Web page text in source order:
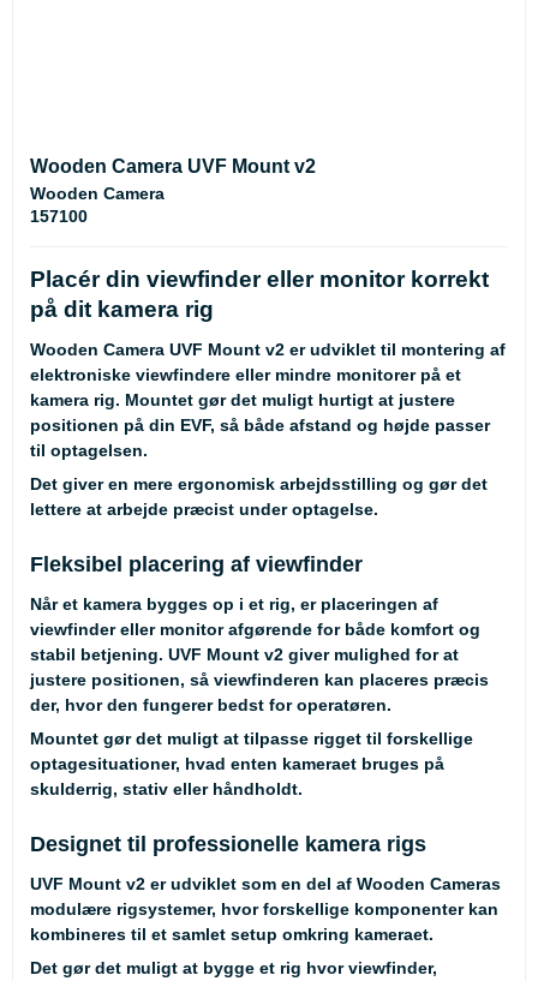
Wooden Camera UVF Mount v2
Wooden Camera
157100
Placér din viewfinder eller monitor korrekt
på dit kamera rig
Wooden Camera UVF Mount v2 er udviklet til montering af
elektroniske viewfindere eller mindre monitorer på et
kamera rig. Mountet gør det muligt hurtigt at justere
positionen på din EVF, så både afstand og højde passer
til optagelsen.
Det giver en mere ergonomisk arbejdsstilling og gør det
lettere at arbejde præcist under optagelse.
Fleksibel placering af viewfinder
Når et kamera bygges op i et rig, er placeringen af
viewfinder eller monitor afgørende for både komfort og
stabil betjening. UVF Mount v2 giver mulighed for at
justere positionen, så viewfinderen kan placeres præcis
der, hvor den fungerer bedst for operatøren.
Mountet gør det muligt at tilpasse rigget til forskellige
optagesituationer, hvad enten kameraet bruges på
skulderrig, stativ eller håndholdt.
Designet til professionelle kamera rigs
UVF Mount v2 er udviklet som en del af Wooden Cameras
modulære rigsystemer, hvor forskellige komponenter kan
kombineres til et samlet setup omkring kameraet.
Det gør det muligt at bygge et rig hvor viewfinder,